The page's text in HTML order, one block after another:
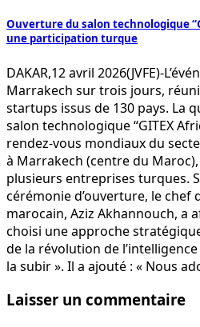
Ouverture du salon technologique
une participation turque
DAKAR,12 avril 2026(JVFE)-
Marrakech sur trois jours,
startups issus de 130 pays. La
salon technologique “GITEX
rendez-vous mondiaux du
à Marrakech (centre du
plusieurs entreprises turques.
cérémonie d’ouverture, le chef
marocain, Aziz Akhannouch, a
choisi une approche
de la révolution de
la subir ». Il a ajouté : « Nous
Laisser un commentaire